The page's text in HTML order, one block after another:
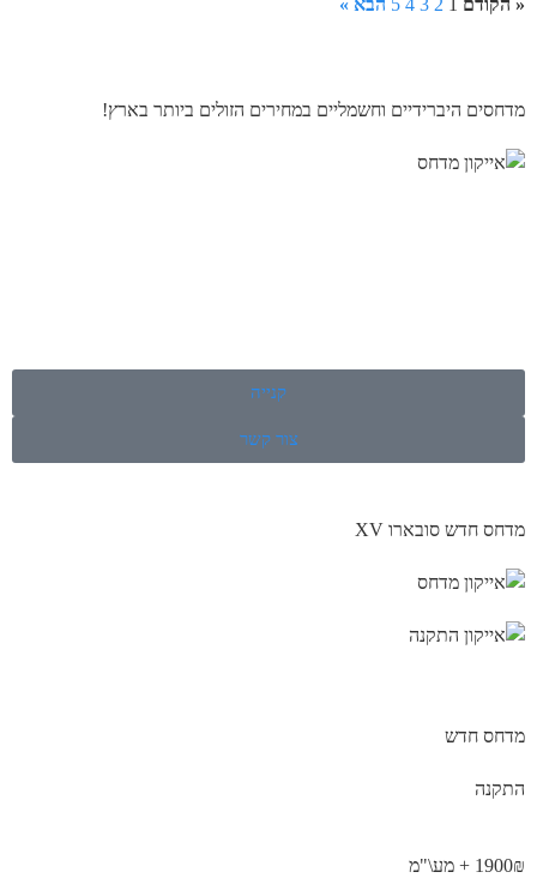
« הקודם 1
3
4
5 הבא »
מדחסים היברידיים וחשמליים במחירים הזולים ביותר בארץ!
קנייה
צור קשר
מדחס חדש סובארו XV
מדחס חדש
התקנה
1900₪ + מע\"מ